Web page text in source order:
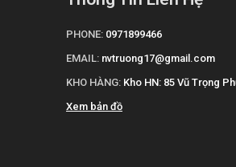
PHONE: 0971899466
EMAIL: nvtruong17@gmail.com
KHO HÀNG: Kho HN: 85 Vũ Trọng
Xem bản đồ